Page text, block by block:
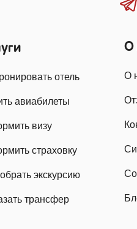
отель
авиабилеты
визу
страховку
экскурсию
трансфер
О
О